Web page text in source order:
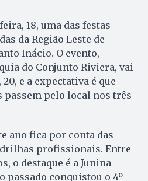
18, uma das festas
da Região Leste de
Inácio. O evento,
do Conjunto Riviera, vai
e a expectativa é que
passem pelo local nos três
ano fica por conta das
profissionais. Entre
o destaque é a Junina
passado conquistou o 4º